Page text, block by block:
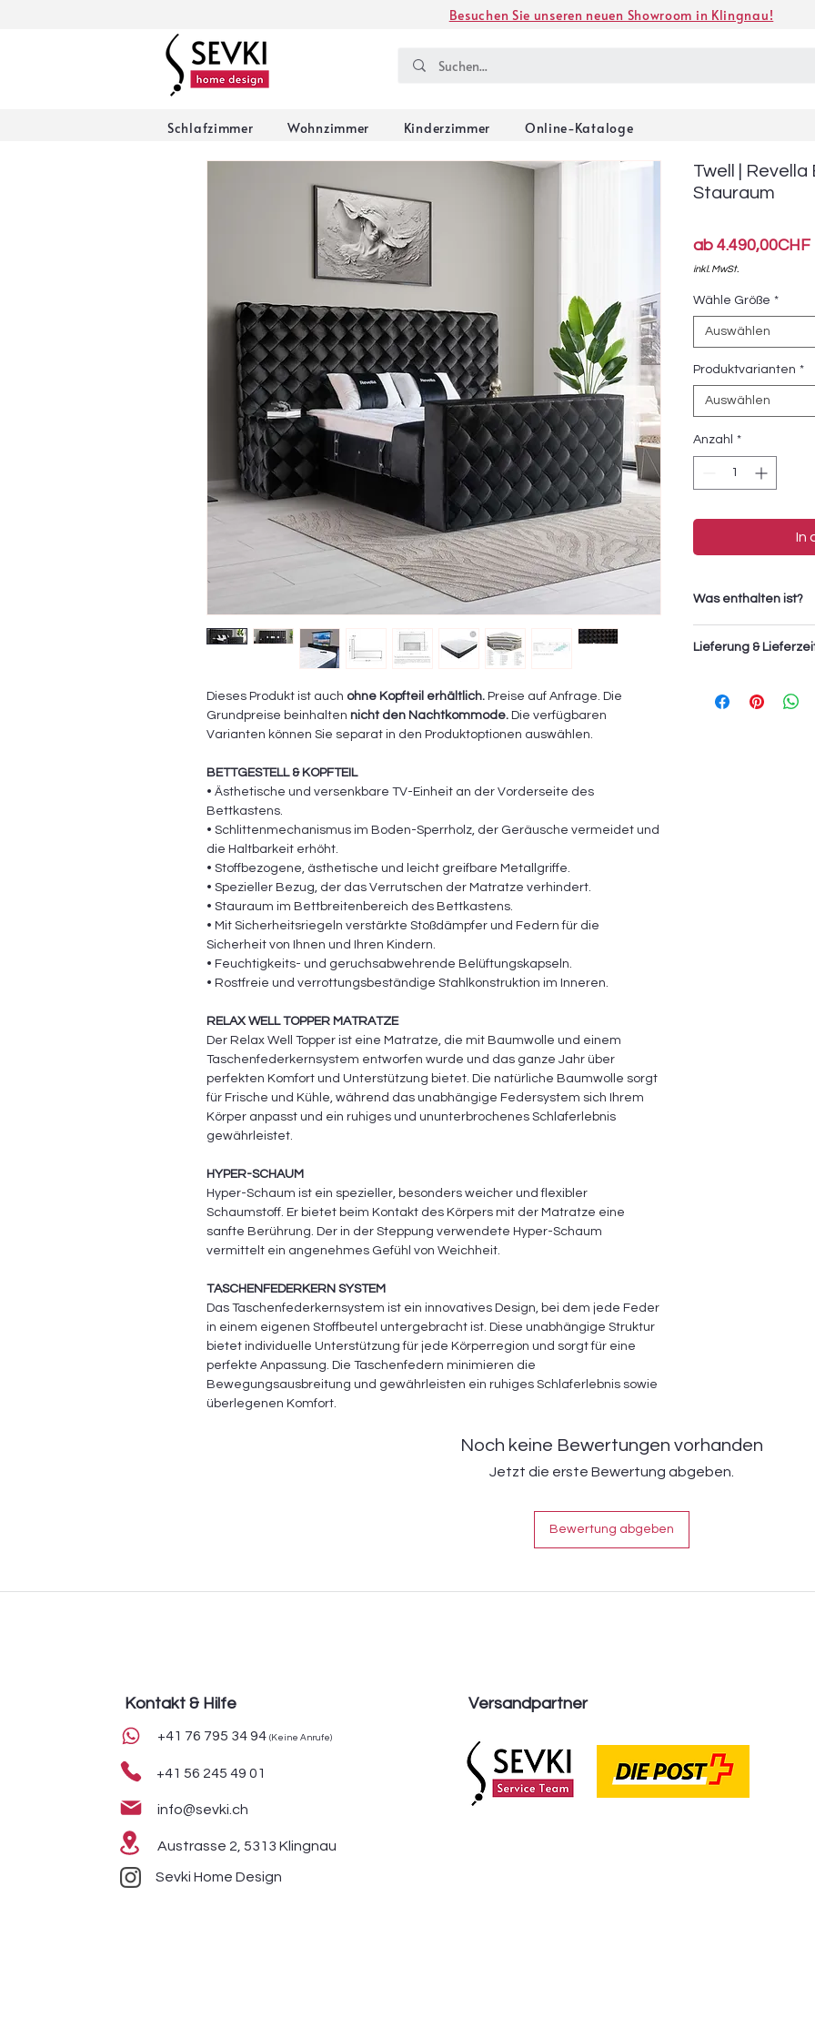
Besuchen Sie unseren neuen Showroom in Klingnau!
Schlafzimmer Wohnzimmer Kinderzimmer Online-Kataloge
Dieses Produkt ist auch ohne Kopfteil erhältlich. Preise auf Anfrage. Die
Grundpreise beinhalten nicht den Nachtkommode. Die verfügbaren
Varianten können Sie separat in den Produktoptionen auswählen.
BETTGESTELL & KOPFTEIL
• Ästhetische und versenkbare TV-Einheit an der Vorderseite des
Bettkastens.
• Schlittenmechanismus im Boden-Sperrholz, der Geräusche vermeidet und
die Haltbarkeit erhöht.
• Stoffbezogene, ästhetische und leicht greifbare Metallgriffe.
• Spezieller Bezug, der das Verrutschen der Matratze verhindert.
• Stauraum im Bettbreitenbereich des Bettkastens.
• Mit Sicherheitsriegeln verstärkte Stoßdämpfer und Federn für die
Sicherheit von Ihnen und Ihren Kindern.
• Feuchtigkeits- und geruchsabwehrende Belüftungskapseln.
• Rostfreie und verrottungsbeständige Stahlkonstruktion im Inneren.
RELAX WELL TOPPER MATRATZE
Der Relax Well Topper ist eine Matratze, die mit Baumwolle und einem
Taschenfederkernsystem entworfen wurde und das ganze Jahr über
perfekten Komfort und Unterstützung bietet. Die natürliche Baumwolle sorgt
für Frische und Kühle, während das unabhängige Federsystem sich Ihrem
Körper anpasst und ein ruhiges und ununterbrochenes Schlaferlebnis
gewährleistet.
HYPER-SCHAUM
Hyper-Schaum ist ein spezieller, besonders weicher und flexibler
Schaumstoff. Er bietet beim Kontakt des Körpers mit der Matratze eine
sanfte Berührung. Der in der Steppung verwendete Hyper-Schaum
vermittelt ein angenehmes Gefühl von Weichheit.
TASCHENFEDERKERN SYSTEM
Das Taschenfederkernsystem ist ein innovatives Design, bei dem jede Feder
in einem eigenen Stoffbeutel untergebracht ist. Diese unabhängige Struktur
bietet individuelle Unterstützung für jede Körperregion und sorgt für eine
perfekte Anpassung. Die Taschenfedern minimieren die
Bewegungsausbreitung und gewährleisten ein ruhiges Schlaferlebnis sowie
überlegenen Komfort.
Twell |
Stauraum
ab 4.490,00CHF
inkl. MwSt.
Wähle Größe *
Auswählen
Produktvarianten *
Auswählen
Anzahl *
In
Was enthalten ist?
1x Twell Bettgestell
Nachtkommode ist
Lieferung &
das Sevki Service
Noch keine Bewertungen vorhanden
Jetzt die erste Bewertung abgeben.
Bewertung abgeben
Kontakt & Hilfe
+41 76 795 34 94(Keine Anrufe)
+41 56 245 49 01
info@sevki.ch
Austrasse 2, 5313 Klingnau
Sevki Home Design
Versandpartner